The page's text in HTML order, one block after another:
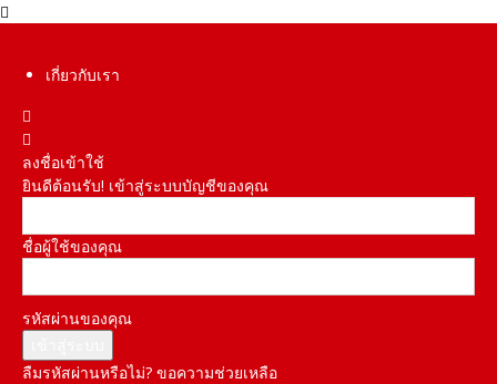
เกี่ยวกับเรา
ลงชื่อเข้าใช้
ยินดีต้อนรับ! เข้าสู่ระบบบัญชีของคุณ
ชื่อผู้ใช้ของคุณ
รหัสผ่านของคุณ
ลืมรหัสผ่านหรือไม่? ขอความช่วยเหลือ